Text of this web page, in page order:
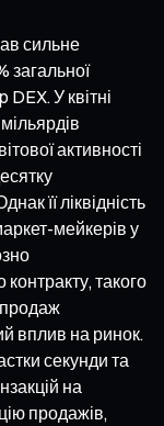
сильне
загальної
У квітні
активності
її ліквідність
мейкерів у
такого
продаж
вплив на ринок.
секунди та
на
продажів,